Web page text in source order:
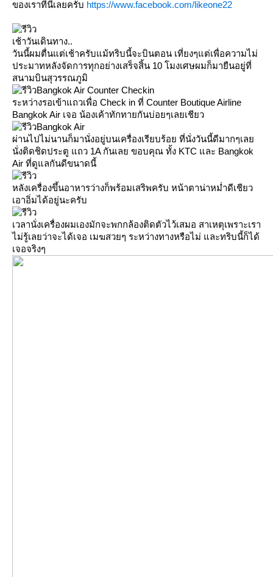
ของเราที่นี่เลยครับ https://www.facebook.com/likeone22
เช้าวันเดินทาง..
วันนี้ผมตื่นแต่เช้าครับแม้ทริบนี้จะบินตอน เที่ยงๆแต่เพื่อความไม่
ประมาทหลังจัดการทุกอย่างเสร็จสิ้น 10 โมงเศษผมก็มายืนอยู่ที่
สนามบินสุวรรณภูมิ
Bangkok Air Counter Checkin
ระหว่างรอเข้าแถวเพื่อ Check in ที่ Counter Boutique Airline
Bangkok Air เจอ น้องเค้าทักทายกันบ่อยๆเลยเชียว
Bangkok Air
ผ่านไปไม่นานก็มานั่งอยู่บนเครื่องเรียบร้อย ที่นั่งวันนี้ดีมากๆเล
นั่งติดชิดประตู แถว 1A กันเลย ขอบคุณ ทั้ง KTC และ Bangkok
Air ที่ดูแลกันดีขนาดนี้
หลังเครื่องขึ้นอาหารว่างก็พร้อมเสริพครับ หน้าตาน่าหม่ำดีเชียว
เอาอิ่มได้อยู่นะครับ
เวลานั่งเครื่องผมเองมักจะพกกล้องติดตัวไว้เสมอ สาเหตุเพราะเรา
ไม่รู้เลยว่าจะได้เจอ เมฆสวยๆ ระหว่างทางหรือไม่ และทริบนี้ก็ได้
เจอจริงๆ